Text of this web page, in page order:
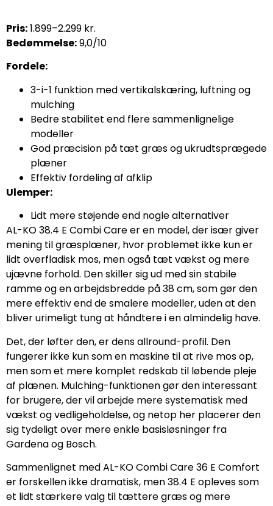
Pris:1.899–2.299 kr.
Bedømmelse:9,0/10
Fordele:
3-i-1 funktion med vertikalskæring, luftning og
mulching
Bedre stabilitet end flere sammenlignelige
modeller
God præcision på tæt græs og ukrudtsprægede
plæner
Effektiv fordeling af afklip
Ulemper:
Lidt mere støjende end nogle alternativer
AL-KO 38.4 E Combi Care er en model, der især giver
mening til græsplæner, hvor problemet ikke kun er
lidt overfladisk mos, men også tæt vækst og mere
ujævne forhold. Den skiller sig ud med sin stabile
ramme og en arbejdsbredde på 38 cm, som gør den
mere effektiv end de smalere modeller, uden at den
bliver urimeligt tung at håndtere i en almindelig have.
Det, der løfter den, er dens allround-profil. Den
fungerer ikke kun som en maskine til at rive mos op,
men som et mere komplet redskab til løbende pleje
af plænen. Mulching-funktionen gør den interessant
for brugere, der vil arbejde mere systematisk med
vækst og vedligeholdelse, og netop her placerer den
sig tydeligt over mere enkle basisløsninger fra
Gardena og Bosch.
Sammenlignet med AL-KO Combi Care 36 E Comfort
er forskellen ikke dramatisk, men 38.4 E opleves som
et lidt stærkere valg til tættere græs og mere